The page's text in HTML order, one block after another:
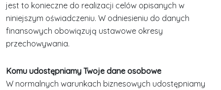
jest to konieczne do realizacji celów opisanych w
niniejszym oświadczeniu. W odniesieniu do danych
finansowych obowiązują ustawowe okresy
przechowywania.
Komu udostępniamy Twoje dane osobowe
W normalnych warunkach biznesowych udostępniamy